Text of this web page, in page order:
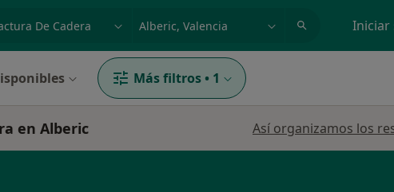
Iniciar
Más filtros • 1
en Alberic Así organizamos los